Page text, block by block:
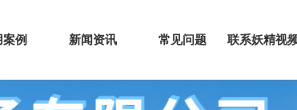
例 新闻资讯 常见问题